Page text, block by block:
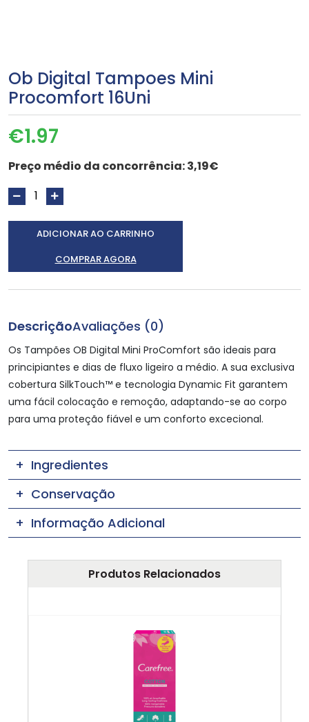
Ob Digital Tampoes Mini
Procomfort 16Uni
€1.97
Preço médio da concorrência:3,19€
ADICIONAR AO CARRINHO
COMPRAR AGORA
DescriçãoAvaliações (0)
Os Tampões OB Digital Mini ProComfort são ideais para
principiantes e dias de fluxo ligeiro a médio. A sua exclusiva
cobertura SilkTouch™ e tecnologia Dynamic Fit garantem
uma fácil colocação e remoção, adaptando-se ao corpo
para uma proteção fiável e um conforto excecional.
Ingredientes
Conservação
Informação Adicional
Produtos Relacionados